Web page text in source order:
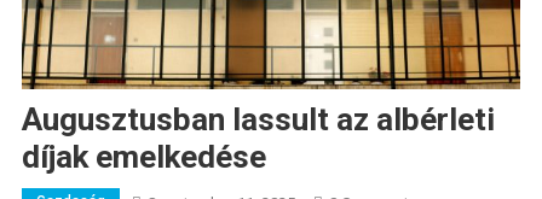
Augusztusban lassult az albérleti
díjak emelkedése